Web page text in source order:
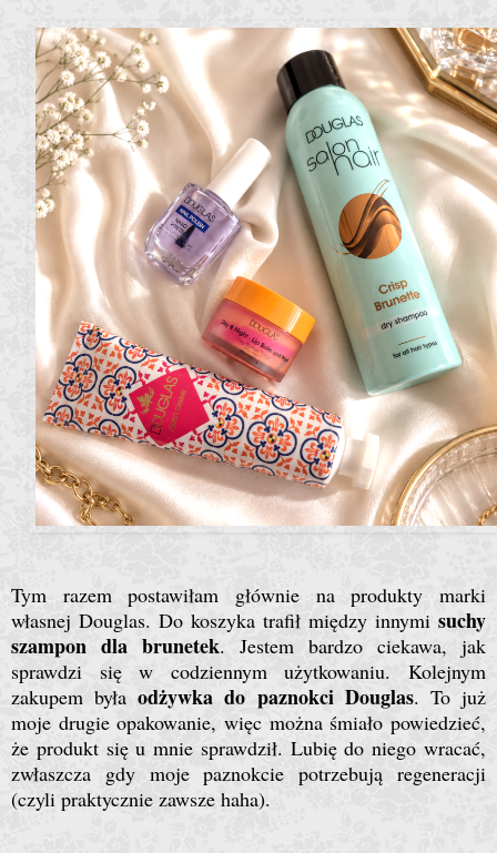
Tym razem postawiłam głównie na produkty marki
własnej Douglas. Do koszyka trafił między innymi suchy
szampon dla brunetek. Jestem bardzo ciekawa, jak
sprawdzi się w codziennym użytkowaniu. Kolejnym
zakupem byłaodżywka do paznokci Douglas. To już
moje drugie opakowanie, więc można śmiało powiedzieć,
że produkt się u mnie sprawdził. Lubię do niego wracać,
zwłaszcza gdy moje paznokcie potrzebują regeneracji
(czyli praktycznie zawsze haha).